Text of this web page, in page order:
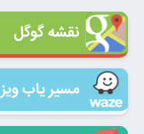
نقشه گوگل
مسیر یاب ویز